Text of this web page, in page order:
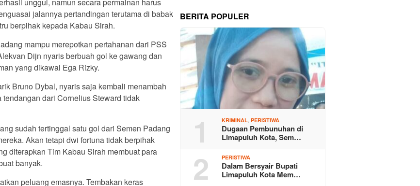
jalannya pertandingan terutama di babak
berpihak kepada Kabau Sirah.
mampu merepotkan pertahanan dari PSS
Dijn nyaris berbuah gol ke gawang dan
yang dikawal Ega Rizky.
Bruno Dybal, nyaris saja kembali menambah
dari Cornelius Steward tidak
sudah tertinggal satu gol dari Semen Padang
Akan tetapi dwi fortuna tidak berpihak
diterapkan Tim Kabau Sirah membuat para
banyak.
peluang emasnya. Tembakan keras
BERITA POPULER
1 KRIMINAL,PERISTIWA
Dugaan Pembunuhan di
Limapuluh Kota, Sem…
2 PERISTIWA
Dalam Bersyair Bupati
Limapuluh Kota Mem…